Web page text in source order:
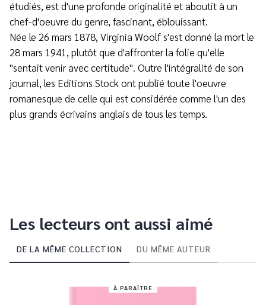
étudiés, est d'une profonde originalité et aboutit à un
chef-d'oeuvre du genre, fascinant, éblouissant.
Née le 26 mars 1878, Virginia Woolf s'est donné la mort le
28 mars 1941, plutôt que d'affronter la folie qu'elle
"sentait venir avec certitude". Outre l'intégralité de son
journal, les Editions Stock ont publié toute l'oeuvre
romanesque de celle qui est considérée comme l'un des
plus grands écrivains anglais de tous les temps.
Les lecteurs ont aussi aimé
DE LA MÊME COLLECTION DU MÊME AUTEUR
À PARAÎTRE